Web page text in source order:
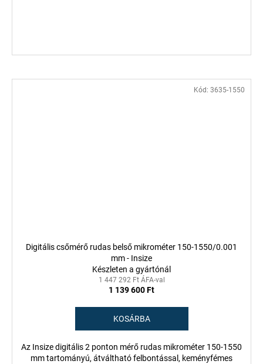
Digitális csőmérő rudas belső mikrométer 150-1550/0.001
mm - Insize
Készleten a gyártónál
1 447 292 Ft ÁFA-val
1 139 600 Ft
KOSÁRBA
Az Insize digitális 2 ponton mérő rudas mikrométer 150-1550
mm tartományú, átváltható felbontással, keményfémes
Kód: 3635-1550